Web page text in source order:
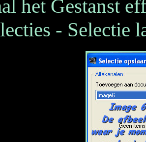
het Gestanst
- Selectie